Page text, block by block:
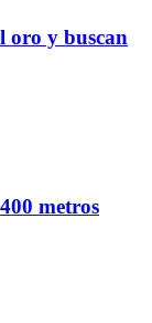
oro y buscan
metros